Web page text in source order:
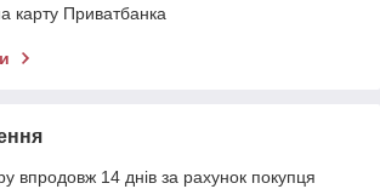
карту Приватбанка
впродовж 14 днів за рахунок покупця